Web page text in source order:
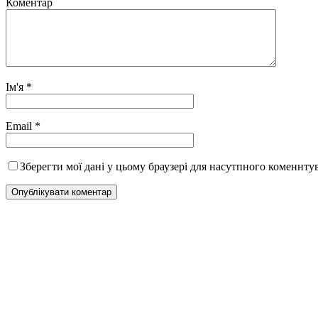
Коментар
Ім'я *
Email *
Зберегти мої дані у цьому браузері для насутпного